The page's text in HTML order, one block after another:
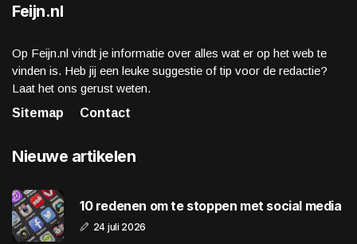
Feijn.nl
Op Feijn.nl vindt je informatie over alles wat er op het web te
vinden is. Heb jij een leuke suggestie of tip voor de redactie?
Laat het ons gerust weten.
Sitemap
Contact
Nieuwe artikelen
10 redenen om te stoppen met social media
24 juli 2026